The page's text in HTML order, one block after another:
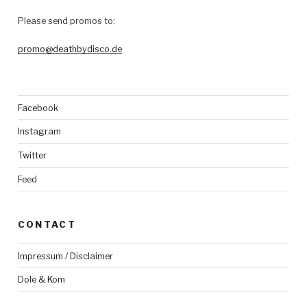
Please send promos to:
promo@deathbydisco.de
Facebook
Instagram
Twitter
Feed
CONTACT
Impressum / Disclaimer
Dole & Kom